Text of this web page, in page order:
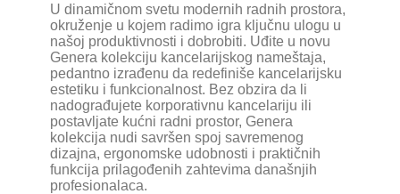
U dinamičnom svetu modernih radnih prostora,
okruženje u kojem radimo igra ključnu ulogu u
našoj produktivnosti i dobrobiti. Uđite u novu
Genera kolekciju kancelarijskog nameštaja,
pedantno izrađenu da redefiniše kancelarijsku
estetiku i funkcionalnost. Bez obzira da li
nadograđujete korporativnu kancelariju ili
postavljate kućni radni prostor, Genera
kolekcija nudi savršen spoj savremenog
dizajna, ergonomske udobnosti i praktičnih
funkcija prilagođenih zahtevima današnjih
profesionalaca.